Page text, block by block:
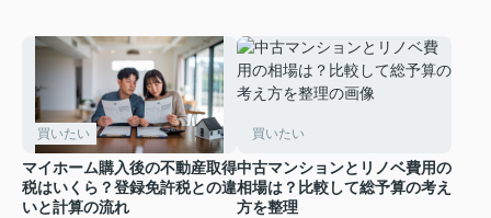
買いたい
マイホーム購入後の不動産取得
税はいくら？登録免許税との違
いと計算の流れ
買いたい
中古マンションとリノベ費用の
相場は？比較して総予算の考え
方を整理